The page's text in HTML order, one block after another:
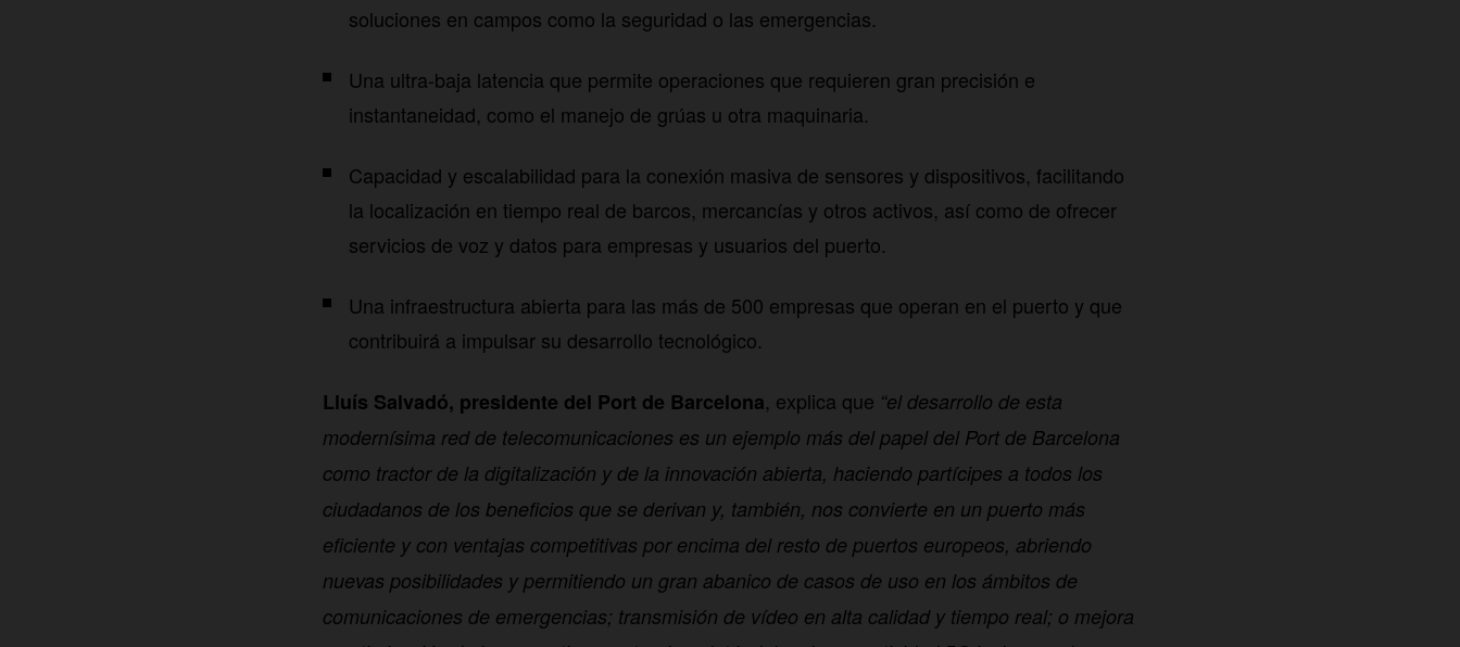
soluciones en campos como la seguridad o las emergencias.
Una ultra-baja latencia que permite operaciones que requieren gran precisión e
instantaneidad, como el manejo de grúas u otra maquinaria.
Capacidad y escalabilidad para la conexión masiva de sensores y dispositivos, facilitando
la localización en tiempo real de barcos, mercancías y otros activos, así como de ofrecer
servicios de voz y datos para empresas y usuarios del puerto.
Una infraestructura abierta para las más de 500 empresas que operan en el puerto y que
contribuirá a impulsar su desarrollo tecnológico.
Lluís Salvadó, presidente del Port de Barcelona, explica que “el desarrollo de esta
modernísima red de telecomunicaciones es un ejemplo más del papel del Port de Barcelona
como tractor de la digitalización y de la innovación abierta, haciendo partícipes a todos los
ciudadanos de los beneficios que se derivan y, también, nos convierte en un puerto más
eficiente y con ventajas competitivas por encima del resto de puertos europeos, abriendo
nuevas posibilidades y permitiendo un gran abanico de casos de uso en los ámbitos de
comunicaciones de emergencias; transmisión de vídeo en alta calidad y tiempo real; o mejora